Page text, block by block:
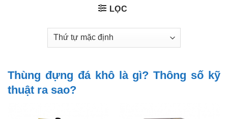
LỌC
Thùng đựng đá khô là gì? Thông số kỹ
thuật ra sao?